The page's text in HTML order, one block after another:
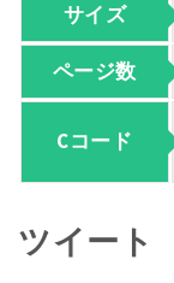
サイズ
ページ数
Cコード
ツイート